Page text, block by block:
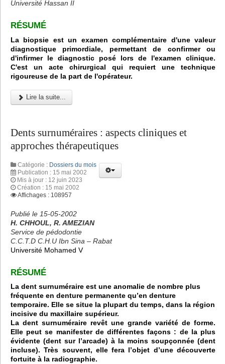
Université Hassan II
RÉSUMÉ
La biopsie est un examen complémentaire d'une valeur
diagnostique primordiale, permettant de confirmer ou
d'infirmer le diagnostic posé lors de l'examen clinique.
C'est un acte chirurgical qui requiert une technique
rigoureuse de la part de l'opérateur.
Lire la suite...
Dents surnuméraires : aspects cliniques et
approches thérapeutiques
Catégorie : Dossiers du mois
Publication : 15 mai 2002
Mis à jour : 12 juin 2023
Création : 15 mai 2002
Affichages : 108957
Publié le 15-05-2002
H. CHHOUL, R. AMEZIAN
Service de pédodontie
C.C.T.D C.H.U Ibn Sina – Rabat
Université Mohamed V
RÉSUMÉ
La dent surnuméraire est une anomalie de nombre plus
fréquente en denture permanente qu’en denture
temporaire. Elle se situe la plupart du temps, dans la région
incisive du maxillaire supérieur.
La dent surnuméraire revêt une grande variété de forme.
Elle peut se manifester de différentes façons : de la plus
évidente (dent sur l’arcade) à la moins soupçonnée (dent
incluse). Très souvent, elle fera l’objet d’une découverte
fortuite à la radiographie.